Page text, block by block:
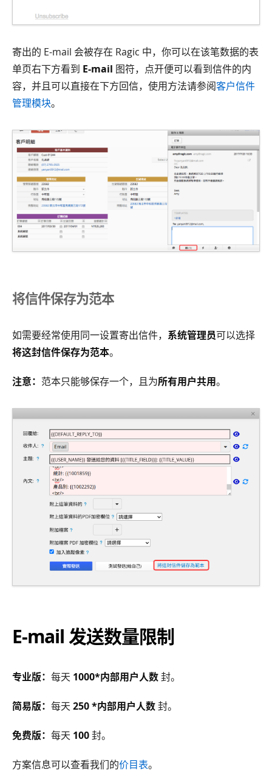
寄出的 E-mail 会被存在 Ragic 中，你可以在该笔数据的表
单页右下方看到 E-mail 图符，点开便可以看到信件的内
容，并且可以直接在下方回信，使用方法请参阅客户信件
管理模块。
将信件保存为范本
如需要经常使用同一设置寄出信件， 系统管理员可以选择
将这封信件保存为范本。
注意： 范本只能够保存一个，且为所有用户共用。
E-mail 发送数量限制
专业版： 每天 1000*内部用户人数封。
简易版： 每天 250 *内部用户人数封。
免费版： 每天 100封。
方案信息可以查看我们的价目表。